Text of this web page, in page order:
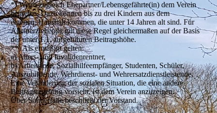
*) Wenn zugleich Ehepartner/Lebensgefährte(in) dem Verein
beitreten. Dazu können bis zu drei Kindern aus dem
eigenen Haushalt kommen, die unter 14 Jahren alt sind. Für
Alleinerziehende gilt diese Regel gleichermaßen auf der Basis
der unter 1.1. aufgeführten Beitragshöhe.
**) Als ermäßigt gelten:
a) Alters- und Invalidenrentner,
b) Arbeitslose, Sozialhilfeempfänger, Studenten, Schüler,
Auszubildende, Wehrdienst- und Wehrersatzdienstleistende.
Eine Veränderung der sozialen Situation, die eine andere
Beitragsregelung vorsieht, ist dem Verein anzuzeigen.
Über Sonderfälle beschließt der Vorstand.